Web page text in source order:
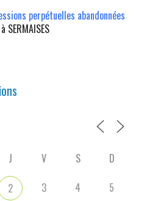
perpétuelles abandonnées
J V S
D
2 3 4 5